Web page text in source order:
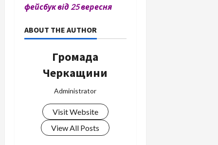
фейсбук від 25 вересня
ABOUT THE AUTHOR
Громада
Черкащини
Administrator
Visit Website
View All Posts